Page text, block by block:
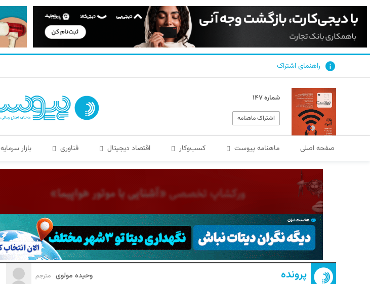
راهنمای اشتراک
شماره ۱۴۷
اشتراک ماهنامه
صفحه اصلی ماهنامه پیوست کسب‌و‌کار اقتصاد دیجیتال فناوری بازار سرمایه
پرونده وحیده مولوی مترجم